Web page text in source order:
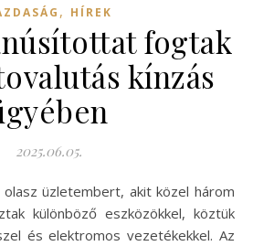
, HÍREK
fogtak
kínzás
2025.06.05.
különböző eszközökkel, köztük
és elektromos vezetékekkel. Az